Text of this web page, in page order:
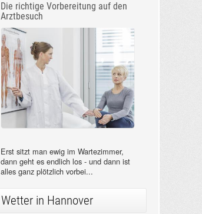
Die richtige Vorbereitung auf den
Arztbesuch
Erst sitzt man ewig im Wartezimmer,
dann geht es endlich los - und dann ist
alles ganz plötzlich vorbei...
Wetter in Hannover